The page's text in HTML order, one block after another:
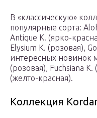
В «классическую»
популярные сорта:
Antique K. (ярко-
Elysium K. (розовая),
интересных новинок
(розовая), Fuchsiana
(желто-красная).
Коллекция